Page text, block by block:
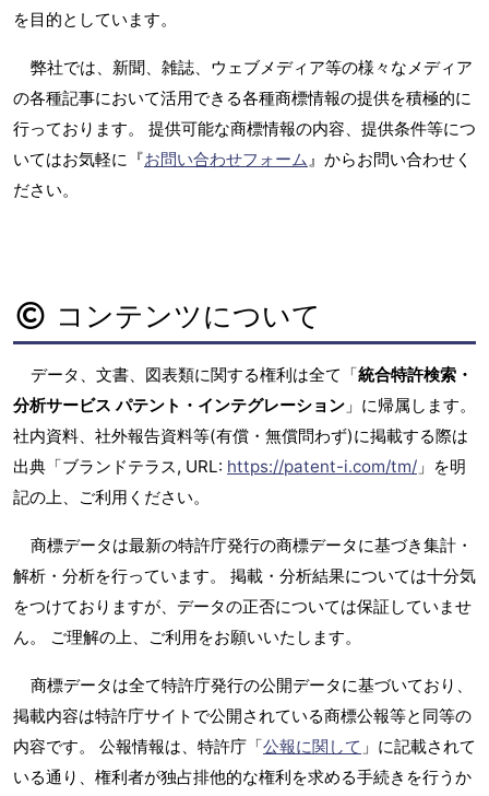
を目的としています。
弊社では、新聞、雑誌、ウェブメディア等の様々なメディア
の各種記事において活用できる各種商標情報の提供を積極的に
行っております。 提供可能な商標情報の内容、提供条件等につ
いてはお気軽に『お問い合わせフォーム』からお問い合わせく
ださい。
コンテンツについて
データ、文書、図表類に関する権利は全て「統合特許検索・
分析サービス パテント・インテグレーション 」に帰属します。
社内資料、社外報告資料等(有償・無償問わず)に掲載する際は
出典「ブランドテラス, URL: https://patent-i.com/tm/ 」を明
記の上、ご利用ください。
商標データは最新の特許庁発行の商標データに基づき集計・
解析・分析を行っています。 掲載・分析結果については十分気
をつけておりますが、データの正否については保証していませ
ん。 ご理解の上、ご利用をお願いいたします。
商標データは全て特許庁発行の公開データに基づいており、
掲載内容は特許庁サイトで公開されている商標公報等と同等の
内容です。 公報情報は、特許庁「公報に関して 」に記載されて
いる通り、権利者が独占排他的な権利を求める手続きを行うか